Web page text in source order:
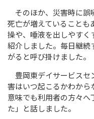
そのほか、災害時に誤
死亡が増えていることも
操や、唾液を出しやすく
紹介しました。毎日継
がると呼び掛けました。
豊岡東デイサービスセ
害はいつ起こるかわから
意味でも利用者の方々
た」と話しました。